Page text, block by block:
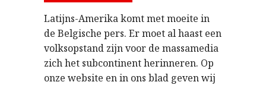
Latijns-Amerika komt met moeite in
de Belgische pers. Er moet al haast een
volksopstand zijn voor de massamedia
zich het subcontinent herinneren. Op
onze website en in ons blad geven wij